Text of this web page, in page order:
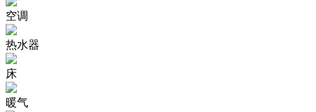
空调
热水器
床
暖气